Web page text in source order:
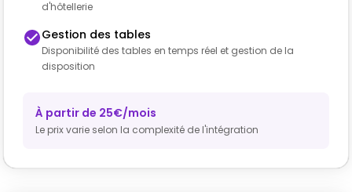
d'hôtellerie
Gestion des tables
Disponibilité des tables en temps réel et gestion de la
disposition
À partir de 25€/mois
Le prix varie selon la complexité de l'intégration